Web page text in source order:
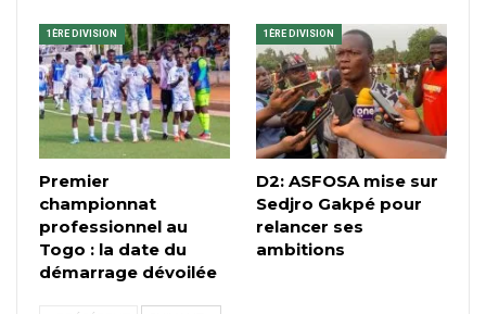
1ÈRE DIVISION
Premier
championnat
professionnel au
Togo : la date du
démarrage dévoilée
1ÈRE DIVISION
D2: ASFOSA mise sur
Sedjro Gakpé pour
relancer ses
ambitions